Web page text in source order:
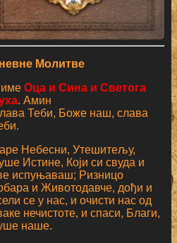
Молитве
имеОца и Сина и Светога
. Амин
Теби, Боже наш, слава
Небесни, Утешитељу,
Истине, Који си свуда и
испуњаваш; Ризницо
и Животодавче, дођи и
се у нас, и очисти нас од
нечистоте, и спаси, Благи,
наше.